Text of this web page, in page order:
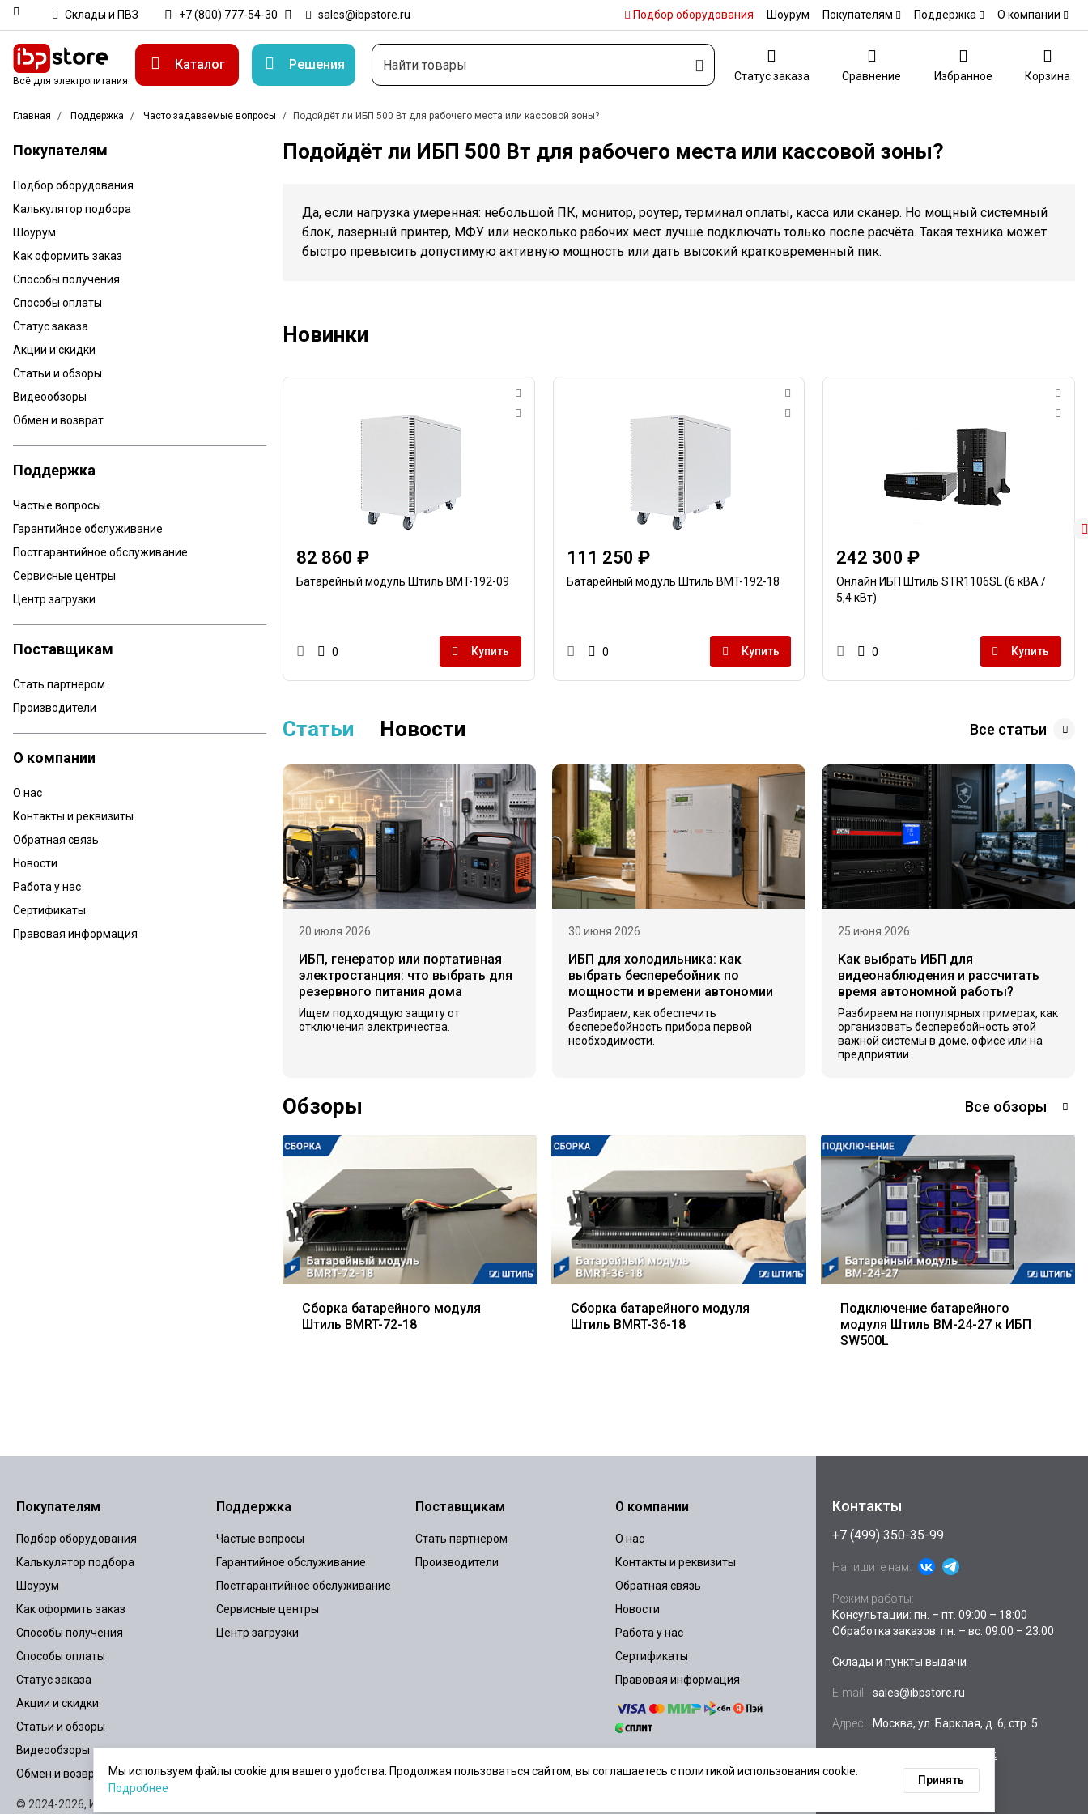
Склады и ПВЗ +7 (800) 777-54-30 sales@ibpstore.ru Подбор оборудования Шоурум Покупателям Поддержка О компании
Всё для электропитания
Каталог Решения
Статус заказа Сравнение Избранное Корзина
Главная Поддержка Часто задаваемые вопросы Подойдёт ли ИБП 500 Вт для рабочего места или кассовой зоны?
Покупателям
Подбор оборудования
Калькулятор подбора
Шоурум
Как оформить заказ
Способы получения
Способы оплаты
Статус заказа
Акции и скидки
Статьи и обзоры
Видеообзоры
Обмен и возврат
Поддержка
Частые вопросы
Гарантийное обслуживание
Постгарантийное обслуживание
Сервисные центры
Центр загрузки
Поставщикам
Стать партнером
Производители
О компании
О нас
Контакты и реквизиты
Обратная связь
Новости
Работа у нас
Сертификаты
Правовая информация
Подойдёт ли ИБП 500 Вт для рабочего места или кассовой зоны?
Да, если нагрузка умеренная: небольшой ПК, монитор, роутер, терминал оплаты, касса или сканер. Но мощный системный
блок, лазерный принтер, МФУ или несколько рабочих мест лучше подключать только после расчёта. Такая техника может
быстро превысить допустимую активную мощность или дать высокий кратковременный пик.
Новинки
82 860 ₽
Батарейный модуль Штиль BMT-192-09
0 Купить
111 250 ₽
Батарейный модуль Штиль BMT-192-18
0 Купить
242 300 ₽
Онлайн ИБП Штиль STR1106SL (6 кВА /
5,4 кВт)
0 Купить
Статьи Новости Все статьи
20 июля 2026
ИБП, генератор или портативная
электростанция: что выбрать для
резервного питания дома
Ищем подходящую защиту от
отключения электричества.
30 июня 2026
ИБП для холодильника: как
выбрать бесперебойник по
мощности и времени автономии
Разбираем, как обеспечить
бесперебойность прибора первой
необходимости.
25 июня 2026
Как выбрать ИБП для
видеонаблюдения и рассчитать
время автономной работы?
Разбираем на популярных примерах, как
организовать бесперебойность этой
важной системы в доме, офисе или на
предприятии.
Обзоры Все обзоры
Сборка батарейного модуля
Штиль BMRT-72-18
Сборка батарейного модуля
Штиль BMRT-36-18
Подключение батарейного
модуля Штиль BM-24-27 к ИБП
SW500L
Покупателям
Подбор оборудования
Калькулятор подбора
Шоурум
Как оформить заказ
Способы получения
Способы оплаты
Статус заказа
Акции и скидки
Статьи и обзоры
Видеообзоры
Обмен и возврат
Поддержка
Частые вопросы
Гарантийное обслуживание
Постгарантийное обслуживание
Сервисные центры
Центр загрузки
Поставщикам
Стать партнером
Производители
О компании
О нас
Контакты и реквизиты
Обратная связь
Новости
Работа у нас
Сертификаты
Правовая информация
© 2024-2026, ИБПСТОР.РУ
Контакты
+7 (499) 350-35-99
Напишите нам:
Режим работы:
Консультации: пн. – пт. 09:00 – 18:00
Обработка заказов: пн. – вс. 09:00 – 23:00
Склады и пункты выдачи
E-mail: sales@ibpstore.ru
Адрес: Москва, ул. Барклая, д. 6, стр. 5
Яндекс.картах
Мы используем файлы cookie для вашего удобства. Продолжая пользоваться сайтом, вы соглашаетесь с политикой использования cookie.
Подробнее
Принять